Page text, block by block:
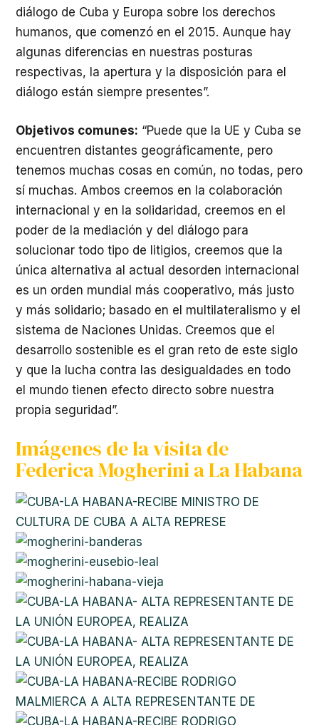
diálogo de Cuba y Europa sobre los derechos
humanos, que comenzó en el 2015. Aunque hay
algunas diferencias en nuestras posturas
respectivas, la apertura y la disposición para el
diálogo están siempre presentes”.
Objetivos comunes: “Puede que la UE y Cuba se
encuentren distantes geográficamente, pero
tenemos muchas cosas en común, no todas, pero
sí muchas. Ambos creemos en la colaboración
internacional y en la solidaridad, creemos en el
poder de la mediación y del diálogo para
solucionar todo tipo de litigios, creemos que la
única alternativa al actual desorden internacional
es un orden mundial más cooperativo, más justo
y más solidario; basado en el multilateralismo y el
sistema de Naciones Unidas. Creemos que el
desarrollo sostenible es el gran reto de este siglo
y que la lucha contra las desigualdades en todo
el mundo tienen efecto directo sobre nuestra
propia seguridad”.
Imágenes de la visita de
Federica Mogherini a La Habana